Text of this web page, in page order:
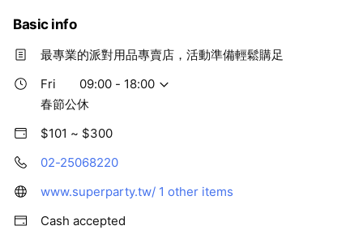
Basic info
最專業的派對用品專賣店，活動準備輕鬆購足
Fri
09:00 - 18:00
春節公休
$101 ~ $300
02-25068220
www.superparty.tw/ 1 other items
Cash accepted